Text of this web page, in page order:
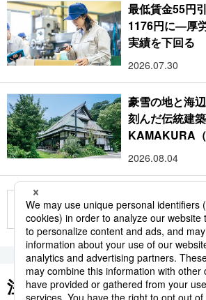
最低賃金55円
1176円に―厚
実績を下回る
2026.07.30
豪雪の地と海
刻んだ伝統建
KAMAKURA
2026.08.04
もっと見る
注目のキーワード